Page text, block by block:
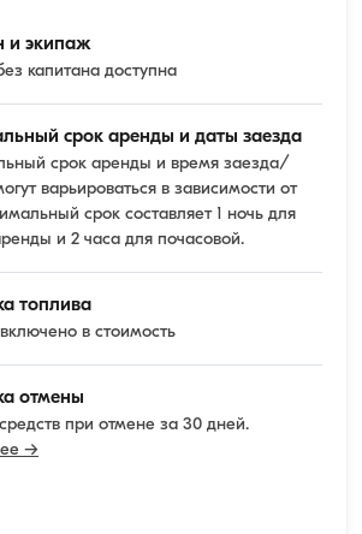
и экипаж
капитана доступна
срок аренды и даты заезда
срок аренды и время заезда/
варьироваться в зависимости от
срок составляет 1 ночь для
и 2 часа для почасовой.
топлива
в стоимость
отмены
при отмене за 30 дней.
→